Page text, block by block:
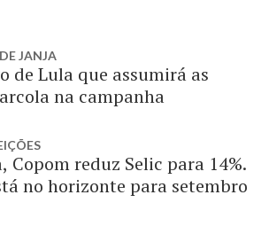
JANJA
de Lula que assumirá as
na campanha
Copom reduz Selic para 14%.
no horizonte para setembro